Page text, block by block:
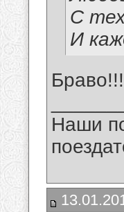
С
И
Браво!!!
Наши